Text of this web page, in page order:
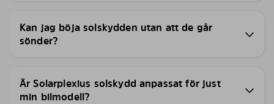
Kan jag böja solskydden utan att de går
sönder?
Är Solarplexius solskydd anpassat för just
min bilmodell?